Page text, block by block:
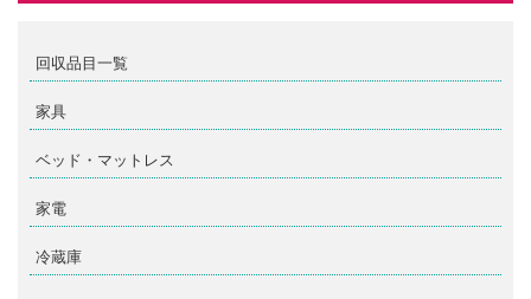
回収品目一覧
家具
ベッド・マットレス
家電
冷蔵庫